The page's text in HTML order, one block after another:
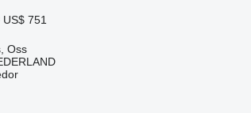
US$ 751
Oss